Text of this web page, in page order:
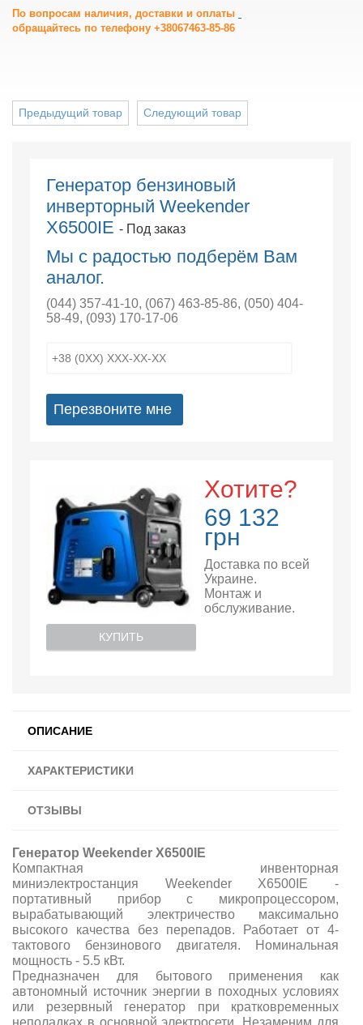
По вопросам наличия, доставки и оплаты
обращайтесь по телефону +38067463-85-86
Следующий товар
Предыдущий товар
Генератор бензиновый
инверторный Weekender
X6500IE - Под заказ
Мы с радостью подберём Вам
аналог.
(044) 357-41-10, (067) 463-85-86, (050) 404-
58-49, (093) 170-17-06
Перезвоните мне
Хотите?
69 132
грн
Доставка по всей
Украине.
Монтаж и
обслуживание.
КУПИТЬ
ОПИСАНИЕ
ХАРАКТЕРИСТИКИ
ОТЗЫВЫ
Генератор Weekender X6500IE
Компактная инвенторная
миниэлектростанция Weekender X6500IE -
портативный прибор с микропроцессором,
вырабатывающий электричество максимально
высокого качества без перепадов. Работает от 4-
тактового бензинового двигателя. Номинальная
мощность - 5.5 кВт.
Предназначен для бытового применения как
автономный источник энергии в походных условиях
или резервный генератор при кратковременных
неполадках в основной электросети. Незаменим для